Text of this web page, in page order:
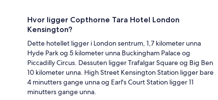
Hvor ligger Copthorne Tara Hotel London
Kensington?
Dette hotellet ligger i London sentrum, 1,7 kilometer unna
Hyde Park og 5 kilometer unna Buckingham Palace og
Piccadilly Circus. Dessuten ligger Trafalgar Square og Big Ben
10 kilometer unna. High Street Kensington Station ligger bare
4 minutters gange unna og Earl's Court Station ligger 11
minutters gange unna.